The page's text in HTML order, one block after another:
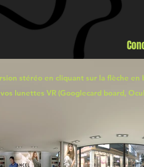
stéréo en cliquant sur la flèche en
lunettes VR (Googlecard board,